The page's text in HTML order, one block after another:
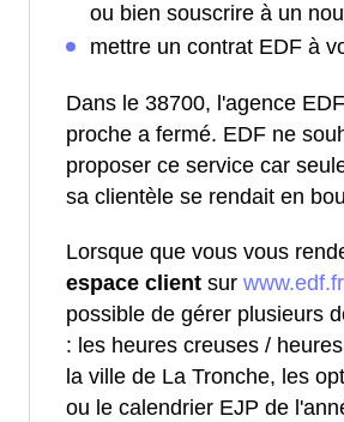
ou bien souscrire à un
mettre un contrat EDF à
Dans le 38700, l'agence
proche a fermé. EDF ne
proposer ce service car
sa clientèle se rendait en
Lorsque que vous vous
espace client sur www.edf.fr
possible de gérer plusieurs
: les heures creuses /
la ville de La Tronche, les
ou le calendrier EJP de